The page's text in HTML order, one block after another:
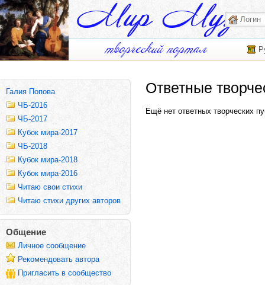
Галия Попова
ЧБ-2016
ЧБ-2017
Кубок мира-2017
ЧБ-2018
Кубок мира-2018
Кубок мира-2016
Читаю свои стихи
Читаю стихи других авторов
Общение
Личное сообщение
Рекомендовать автора
Пригласить в сообщество
Ответные
Ещё нет ответных творческих